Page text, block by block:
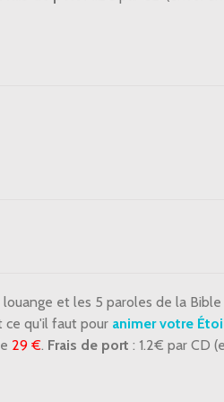
et les 5 paroles de la
ce qu'il faut pour animer votre
29 €. Frais de port : 1.2€ par CD